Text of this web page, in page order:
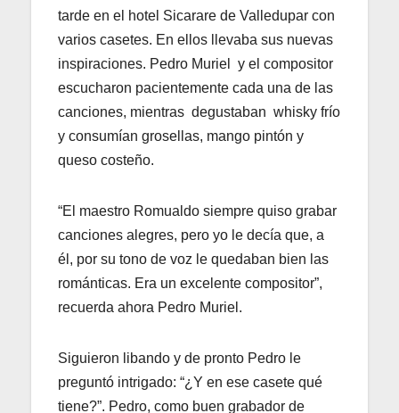
tarde en el hotel Sicarare de Valledupar con
varios casetes. En ellos llevaba sus nuevas
inspiraciones. Pedro Muriel y el compositor
escucharon pacientemente cada una de las
canciones, mientras degustaban whisky frío
y consumían grosellas, mango pintón y
queso costeño.
“El maestro Romualdo siempre quiso grabar
canciones alegres, pero yo le decía que, a
él, por su tono de voz le quedaban bien las
románticas. Era un excelente compositor”,
recuerda ahora Pedro Muriel.
Siguieron libando y de pronto Pedro le
preguntó intrigado: “¿Y en ese casete qué
tiene?”. Pedro, como buen grabador de